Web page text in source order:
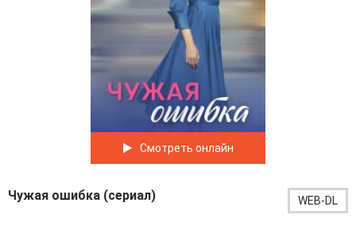
Смотреть онлайн
Чужая ошибка (сериал) WEB-DL